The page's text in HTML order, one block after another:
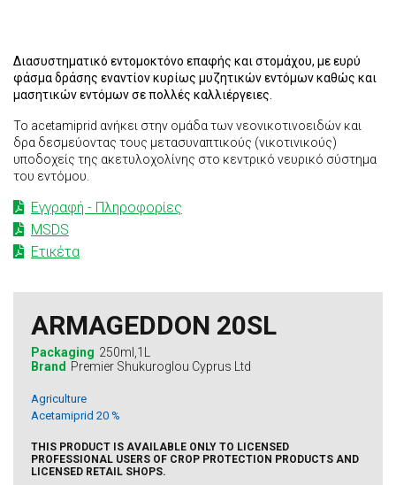
Διασυστηματικό εντομοκτόνο επαφής και στομάχου, με ευρύ
φάσμα δράσης εναντίον κυρίως μυζητικών εντόμων καθώς και
μασητικών εντόμων σε πολλές καλλιέργειες.
Το acetamiprid ανήκει στην ομάδα των νεονικοτινοειδών και
δρα δεσμεύοντας τους μετασυναπτικούς (νικοτινικούς)
υποδοχείς της ακετυλοχολίνης στο κεντρικό νευρικό σύστημα
του εντόμου.
Εγγραφή - Πληροφορίες
MSDS
Ετικέτα
ARMAGEDDON 20SL
Packaging 250ml,1L
Brand Premier Shukuroglou Cyprus Ltd
Agriculture
Acetamiprid 20 %
THIS PRODUCT IS AVAILABLE ONLY TO LICENSED
PROFESSIONAL USERS OF CROP PROTECTION PRODUCTS AND
LICENSED RETAIL SHOPS.